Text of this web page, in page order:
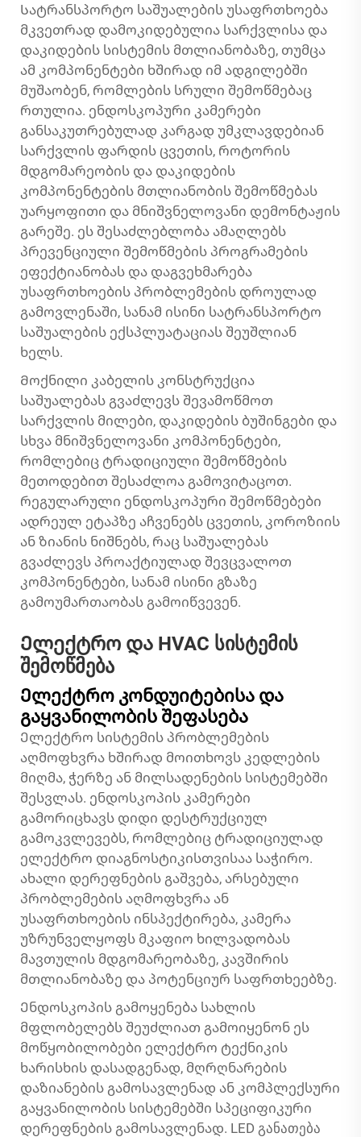
Სატრანსპორტო საშუალების უსაფრთხოება
მკვეთრად დამოკიდებულია სარქვლისა და
დაკიდების სისტემის მთლიანობაზე, თუმცა
ამ კომპონენტები ხშირად იმ ადგილებში
მუშაობენ, რომლების სრული შემოწმებაც
რთულია. ენდოსკოპური კამერები
განსაკუთრებულად კარგად უმკლავდებიან
სარქვლის ფარდის ცვეთის, როტორის
მდგომარეობის და დაკიდების
კომპონენტების მთლიანობის შემოწმებას
უარყოფითი და მნიშვნელოვანი დემონტაჟის
გარეშე. ეს შესაძლებლობა ამაღლებს
პრევენციული შემოწმების პროგრამების
ეფექტიანობას და დაგვეხმარება
უსაფრთხოების პრობლემების დროულად
გამოვლენაში, სანამ ისინი სატრანსპორტო
საშუალების ექსპლუატაციას შეუშლიან
ხელს.
Მოქნილი კაბელის კონსტრუქცია
საშუალებას გვაძლევს შევამოწმოთ
სარქვლის მილები, დაკიდების ბუშინგები და
სხვა მნიშვნელოვანი კომპონენტები,
რომლებიც ტრადიციული შემოწმების
მეთოდებით შესაძლოა გამოვიტაცოთ.
რეგულარული ენდოსკოპური შემოწმებები
ადრეულ ეტაპზე აჩვენებს ცვეთის, კოროზიის
ან ზიანის ნიშნებს, რაც საშუალებას
გვაძლევს პროაქტიულად შევცვალოთ
კომპონენტები, სანამ ისინი გზაზე
გამოუმართაობას გამოიწვევენ.
Ელექტრო და HVAC სისტემის
შემოწმება
Ელექტრო კონდუიტებისა და
გაყვანილობის შეფასება
Ელექტრო სისტემის პრობლემების
აღმოფხვრა ხშირად მოითხოვს კედლების
მიღმა, ჭერზე ან მილსადენების სისტემებში
შესვლას. ენდოსკოპის კამერები
გამორიცხავს დიდი დესტრუქციულ
გამოკვლევებს, რომლებიც ტრადიციულად
ელექტრო დიაგნოსტიკისთვისაა საჭირო.
ახალი დერეფნების გაშვება, არსებული
პრობლემების აღმოფხვრა ან
უსაფრთხოების ინსპექტირება, კამერა
უზრუნველყოფს მკაფიო ხილვადობას
მავთულის მდგომარეობაზე, კავშირის
მთლიანობაზე და პოტენციურ საფრთხეებზე.
Ენდოსკოპის გამოყენება სახლის
მფლობელებს შეუძლიათ გამოიყენონ ეს
მოწყობილობები ელექტრო ტექნიკის
ხარისხის დასადგენად, მღრღნარების
დაზიანების გამოსავლენად ან კომპლექსური
გაყვანილობის სისტემებში სპეციფიკური
დერეფნების გამოსავლენად. LED განათება